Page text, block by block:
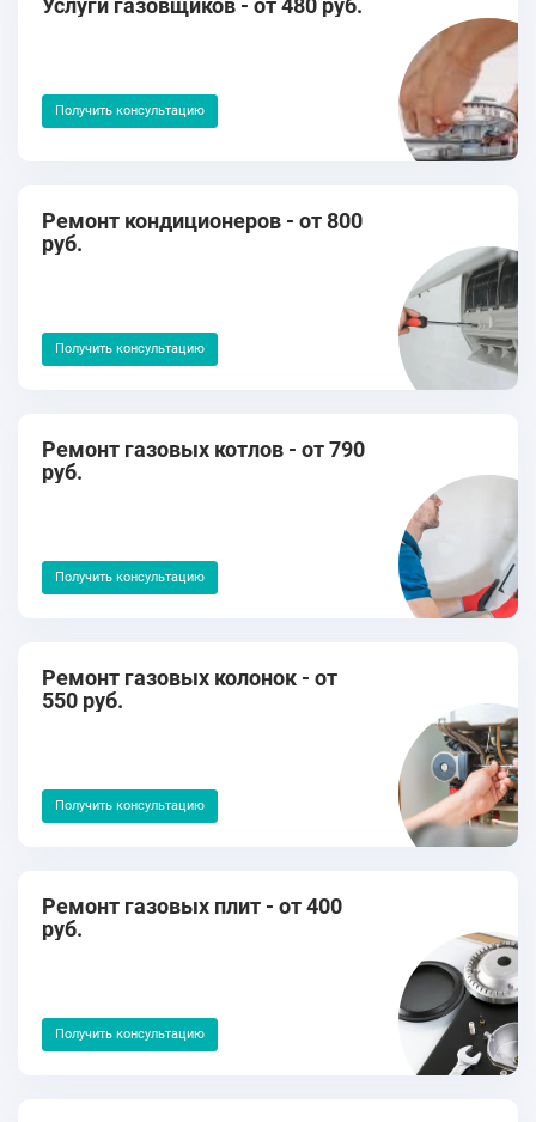
Услуги газовщиков - от 480 руб.
Получить консультацию
Ремонт кондиционеров - от 800
руб.
Получить консультацию
Ремонт газовых котлов - от 790
руб.
Получить консультацию
Ремонт газовых колонок - от
550 руб.
Получить консультацию
Ремонт газовых плит - от 400
руб.
Получить консультацию